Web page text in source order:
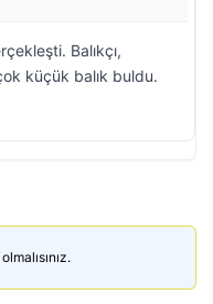
Balıkçı,
küçük balık buldu.